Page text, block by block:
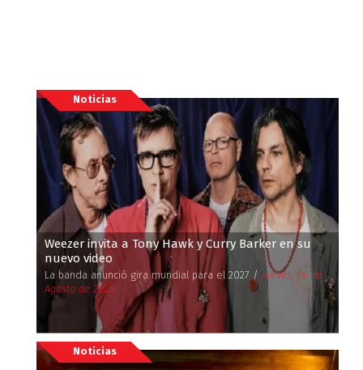
Noticias
Weezer invita a Tony Hawk y Curry Barker en su
nuevo video
La banda anunció gira mundial para el 2027 / Jueves, 06 de
Agosto de 2026
Noticias